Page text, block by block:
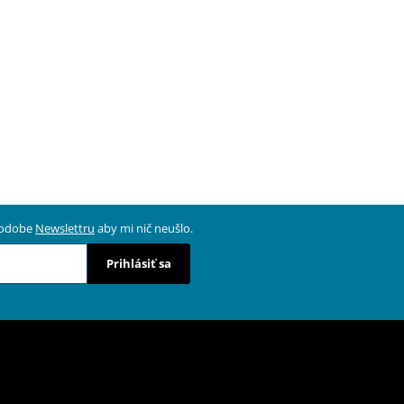
Newslettru aby mi nič neušlo.
Prihlásiť sa